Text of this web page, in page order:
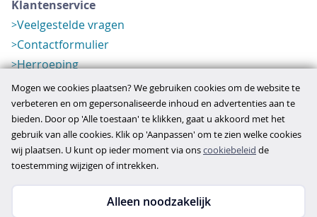
Klantenservice
Veelgestelde vragen
Contactformulier
Herroeping
Over ons
Bedrijfsgegevens
Werkwijze
Overzichten
Verlopen aanbod
Mogen we cookies plaatsen? We gebruiken cookies om de website te
verbeteren en om gepersonaliseerde inhoud en advertenties aan te
bieden. Door op 'Alle toestaan' te klikken, gaat u akkoord met het
gebruik van alle cookies. Klik op 'Aanpassen' om te zien welke cookies
wij plaatsen. U kunt op ieder moment via onscookiebeleid de
toestemming wijzigen of intrekken.
Alleen noodzakelijk